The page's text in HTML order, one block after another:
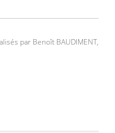
par Benoît BAUDIMENT,